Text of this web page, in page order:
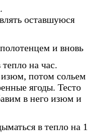
оставшуюся
и вновь
на час.
потом сольем
ягоды. Тесто
в него изюм и
в тепло на 1